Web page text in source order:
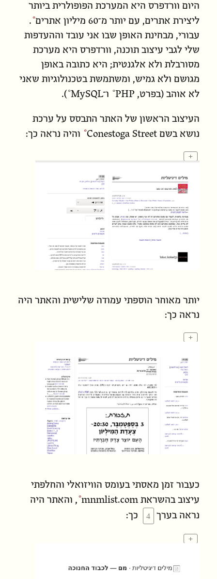
היום וורדפרס היא המערכת הפופולרית ביותר
ליצירת אתרים, עם יותר מ־60 מיליון אתרים
.
עבורי, מבחינת האופן שבו אני עובד וההעדפות
שלי לגבי עיצוב תוכנה, וורדפרס היא מערכת
מסורבלת ולא אלגנטית; היא כתובה באופן
מגושם ולא גמיש, ומשתמשת בטכנולוגיות שאני
לא אוהב (בפרט, PHP ו־MySQL
).
העיצוב הראשון של האתר התבסס על ערכת
נושא בשםConestoga Street והיה נראה כך:
+
יותר מאוחר הוספתי עמודה שלישית והאתר היה
נראה כך:
+
כעבור זמן מאסתי בעומס הוויזואלי והחלפתי
עיצוב בהשראת mnmlist.com , והאתר היה
נראה בערך
כך:
+